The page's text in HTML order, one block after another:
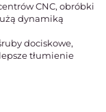
CNC, obróbki
dynamiką
dociskowe,
tłumienie